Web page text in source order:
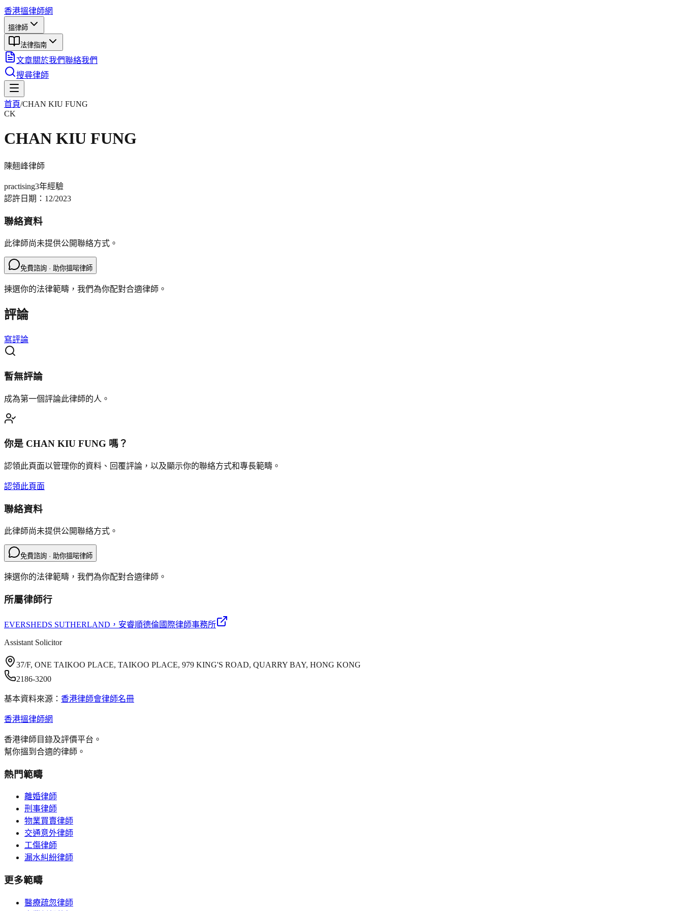
香港搵律師網
搵律師
法律指南
文章關於我們聯絡我們
搜尋律師
首頁/CHAN KIU FUNG
CK
CHAN KIU FUNG
陳翹峰律師
practising3年經驗
認許日期： 12/2023
聯絡資料
此律師尚未提供公開聯絡方式。
免費諮詢 · 助你搵啱律師
揀選你的法律範疇，我們為你配對合適律師。
評論
寫評論
暫無評論
成為第一個評論此律師的人。
你是 CHAN KIU FUNG 嗎？
認領此頁面以管理你的資料、回覆評論，以及顯示你的聯絡方式和專長範疇。
認領此頁面
聯絡資料
此律師尚未提供公開聯絡方式。
免費諮詢 · 助你搵啱律師
揀選你的法律範疇，我們為你配對合適律師。
所屬律師行
EVERSHEDS SUTHERLAND ，安睿順德倫國際律師事務所
Assistant Solicitor
37/F, ONE TAIKOO PLACE, TAIKOO PLACE, 979 KING'S ROAD, QUARRY BAY, HONG KONG
2186-3200
基本資料來源： 香港律師會律師名冊
香港搵律師網
香港律師目錄及評價平台。
幫你搵到合適的律師。
熱門範疇
離婚律師
刑事律師
物業買賣律師
交通意外律師
工傷律師
漏水糾紛律師
更多範疇
醫療疏忽律師